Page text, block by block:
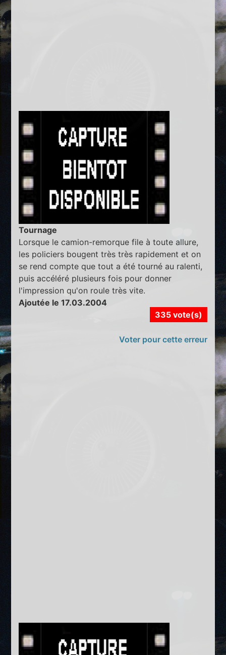
Tournage
Lorsque le camion-remorque file à toute allure,
les policiers bougent très très rapidement et on
se rend compte que tout a été tourné au ralenti,
puis accéléré plusieurs fois pour donner
l'impression qu'on roule très vite.
Ajoutée le 17.03.2004
335 vote(s)
Voter pour cette erreur